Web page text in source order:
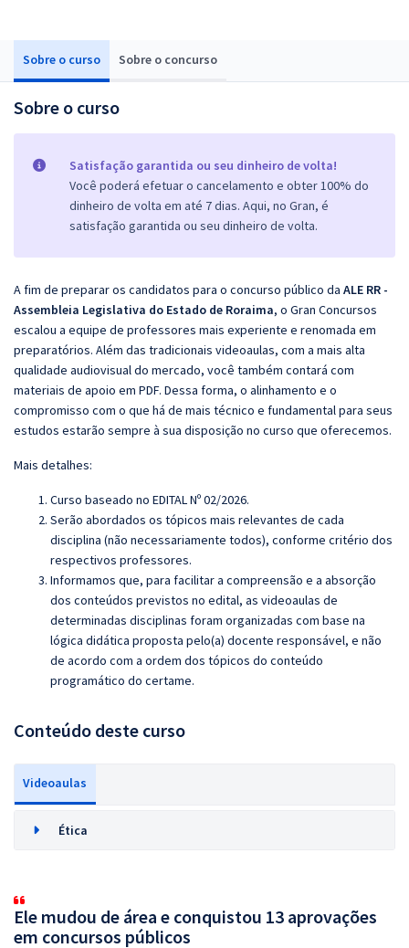
Sobre o curso Sobre o concurso
Sobre o curso
Satisfação garantida ou seu dinheiro de volta!
Você poderá efetuar o cancelamento e obter 100% do
dinheiro de volta em até 7 dias. Aqui, no Gran, é
satisfação garantida ou seu dinheiro de volta.
A fim de preparar os candidatos para o concurso público da ALE RR -
Assembleia Legislativa do Estado de Roraima, o Gran Concursos
escalou a equipe de professores mais experiente e renomada em
preparatórios. Além das tradicionais videoaulas, com a mais alta
qualidade audiovisual do mercado, você também contará com
materiais de apoio em PDF. Dessa forma, o alinhamento e o
compromisso com o que há de mais técnico e fundamental para seus
estudos estarão sempre à sua disposição no curso que oferecemos.
Mais detalhes:
Curso baseado no EDITAL Nº 02/2026.
Serão abordados os tópicos mais relevantes de cada
disciplina (não necessariamente todos), conforme critério dos
respectivos professores.
Informamos que, para facilitar a compreensão e a absorção
dos conteúdos previstos no edital, as videoaulas de
determinadas disciplinas foram organizadas com base na
lógica didática proposta pelo(a) docente responsável, e não
de acordo com a ordem dos tópicos do conteúdo
programático do certame.
Conteúdo deste curso
Videoaulas
Ética
Ele mudou de área e conquistou 13 aprovações
em concursos públicos